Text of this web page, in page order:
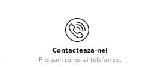
Contacteaza-ne!
Preluam comenzi telefonice.